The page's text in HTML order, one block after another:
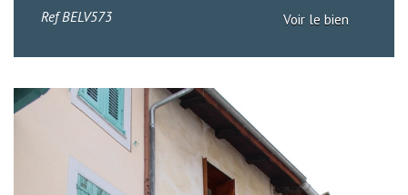
RefBELV573 Voir le bien